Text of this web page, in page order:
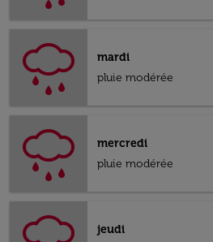
mardi
pluie modérée
mercredi
pluie modérée
jeudi